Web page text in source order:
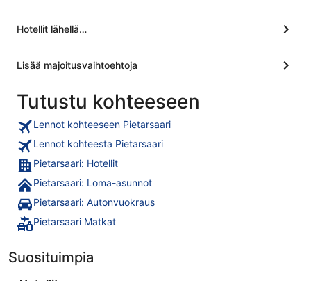
Hotellit lähellä…
Lisää majoitusvaihtoehtoja
Tutustu kohteeseen
Lennot kohteeseen Pietarsaari
Lennot kohteesta Pietarsaari
Pietarsaari: Hotellit
Pietarsaari: Loma-asunnot
Pietarsaari: Autonvuokraus
Pietarsaari Matkat
Suosituimpia